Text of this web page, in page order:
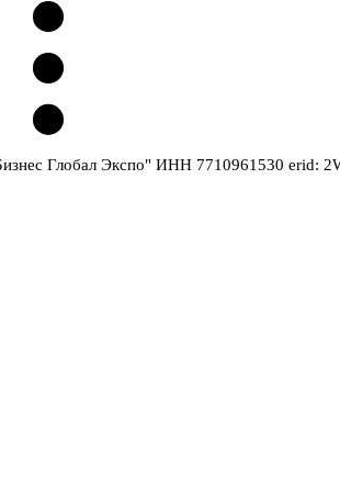
Глобал Экспо" ИНН 7710961530 erid: